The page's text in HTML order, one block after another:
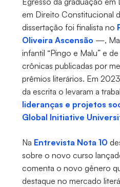
em Direito Constitucional
dissertação foi finalista no
Oliveira Ascensão —,
infantil “Pingo e Malu” e
crônicas publicadas por
prêmios literários. Em
da escrita o levaram a
lideranças e projetos
Global Initiative
Na Entrevista Nota 10
sobre o novo curso
comenta o novo gênero
destaque no mercado